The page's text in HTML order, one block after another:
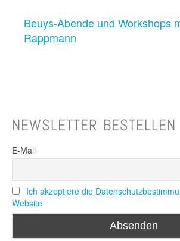
Beuys-Abende und Workshops
Rappmann
NEWSLETTER BESTELLEN
E-Mail
Ich akzeptiere die
Website